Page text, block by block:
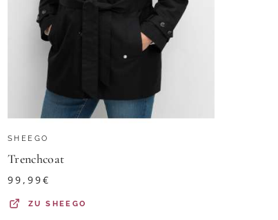
SHEEGO
Trenchcoat
99,99€
ZUSHEEGO